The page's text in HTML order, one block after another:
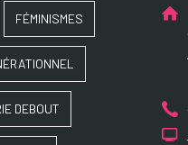
FÉMINISMES
DEBOUT